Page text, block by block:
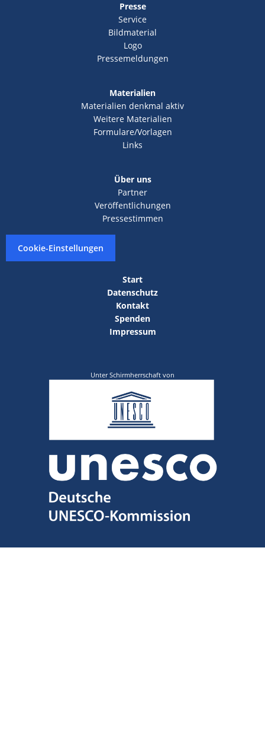
Presse
Service
Bildmaterial
Logo
Pressemeldungen
Materialien
Materialien denkmal aktiv
Weitere Materialien
Formulare/Vorlagen
Links
Über uns
Partner
Veröffentlichungen
Pressestimmen
Cookie-Einstellungen
Start
Datenschutz
Kontakt
Spenden
Impressum
Unter Schirmherrschaft von